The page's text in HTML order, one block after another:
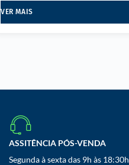
VER MAIS
ASSITÊNCIA PÓS-VENDA
Segunda à sexta das 9h às 18:30h